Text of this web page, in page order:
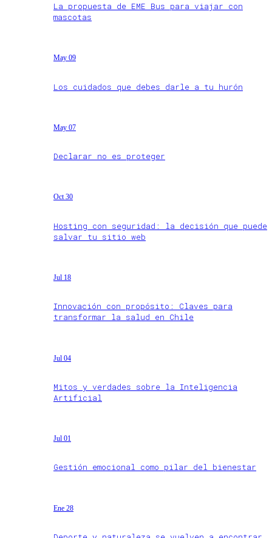
La propuesta de EME Bus para viajar con
mascotas
May 09
Los cuidados que debes darle a tu hurón
May 07
Declarar no es proteger
Oct 30
Hosting con seguridad: la decisión que puede
salvar tu sitio web
Jul 18
Innovación con propósito: Claves para
transformar la salud en Chile
Jul 04
Mitos y verdades sobre la Inteligencia
Artificial
Jul 01
Gestión emocional como pilar del bienestar
Ene 28